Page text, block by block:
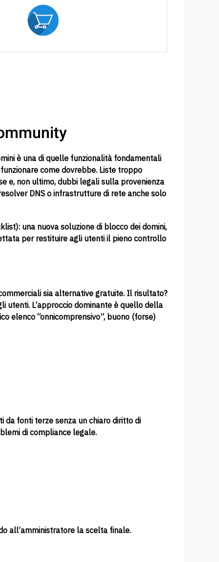
è una di quelle funzionalità fondamentali
come dovrebbe. Liste troppo
e, non ultimo, dubbi legali sulla provenienza
DNS o infrastrutture di rete anche solo
una nuova soluzione di blocco dei domini,
per restituire agli utenti il pieno controllo
sia alternative gratuite. Il risultato?
utenti. L’approccio dominante è quello della
elenco “onnicomprensivo”, buono (forse)
da fonti terze senza un chiaro diritto di
di compliance legale.
all’amministratore la scelta finale.